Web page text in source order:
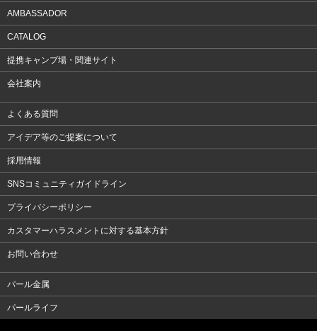
AMBASSADOR
CATALOG
提携キャンプ場・関連サイト
会社案内
よくある質問
アイデア等のご提案について
採用情報
SNSコミュニティガイドライン
プライバシーポリシー
カスタマーハラスメントに対する基本方針
お問い合わせ
パール金属
パールライフ